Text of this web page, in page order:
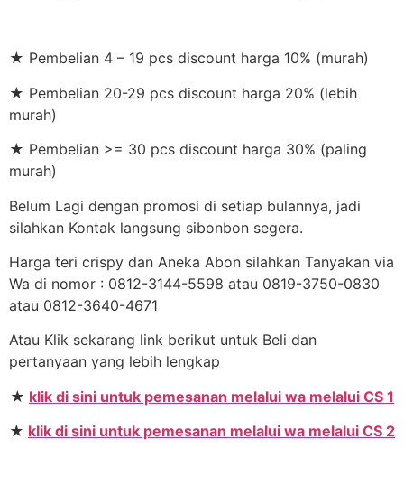
★ Pembelian 4 – 19 pcs discount harga 10% (murah)
★ Pembelian 20-29 pcs discount harga 20% (lebih
murah)
★ Pembelian >= 30 pcs discount harga 30% (paling
murah)
Belum Lagi dengan promosi di setiap bulannya, jadi
silahkan Kontak langsung sibonbon segera.
Harga teri crispy dan Aneka Abon silahkan Tanyakan via
Wa di nomor : 0812-3144-5598 atau 0819-3750-0830
atau 0812-3640-4671
Atau Klik sekarang link berikut untuk Beli dan
pertanyaan yang lebih lengkap
★ klik di sini untuk pemesanan melalui wa melalui CS 1
★ klik di sini untuk pemesanan melalui wa melalui CS 2